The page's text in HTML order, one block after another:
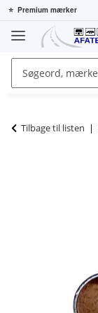
⭐ Premium mærker
Tilbage til listen